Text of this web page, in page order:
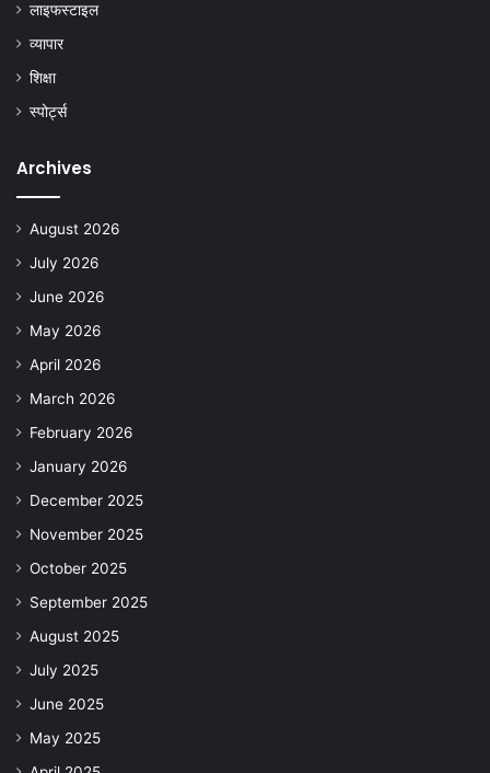
लाइफस्टाइल
व्यापार
शिक्षा
स्पोर्ट्स
Archives
August 2026
July 2026
June 2026
May 2026
April 2026
March 2026
February 2026
January 2026
December 2025
November 2025
October 2025
September 2025
August 2025
July 2025
June 2025
May 2025